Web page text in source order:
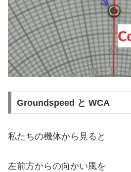
Groundspeed と WCA
私たちの機体から見ると
左前方からの向かい風を